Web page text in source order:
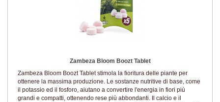
Zambeza Bloom Boozt Tablet
Zambeza Bloom Boozt Tablet stimola la fioritura delle piante per
ottenere la massima produzione. Le sostanze nutritive di base, come
il potassio ed il fosforo, aiutano a convertire l'energia in fiori più
grandi e compatti, ottenendo rese più abbondanti. Il calcio e il